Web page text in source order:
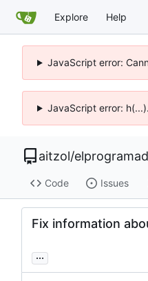
Explore Help
JavaScript error:
JavaScript error:
aitzol/
Code Issues
Fix information
...